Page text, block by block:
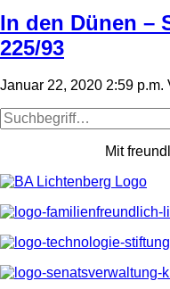
In den Dünen –
225/93
Januar 22, 2020 2:59 p.m.
Mit